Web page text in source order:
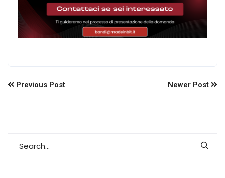
Previous Post Newer Post